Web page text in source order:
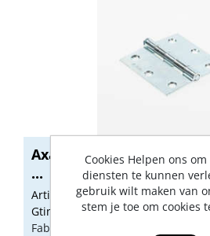
Axa Scharnier topcoat
...
Artikelnummer: 1162269
Gtin: 8713249107967
Fabrikant artikel nummer:
Cookies Helpen ons
diensten te kunnen
gebruik wilt maken van
stem je toe om cookies